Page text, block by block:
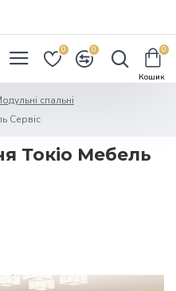
0 0 0
спальні
Сервіс
Токіо Мебель